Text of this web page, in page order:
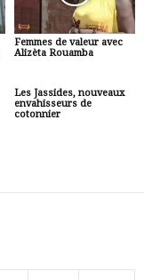
Femmes de valeur avec
Alizèta Rouamba
Les Jassides, nouveaux
envahisseurs de
cotonnier